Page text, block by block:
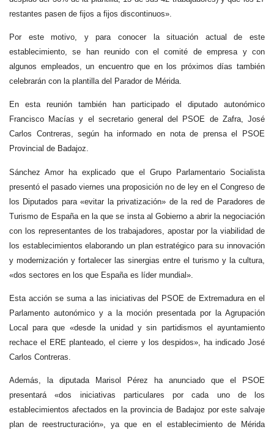
restantes pasen de fijos a fijos discontinuos».
Por este motivo, y para conocer la situación actual de este
establecimiento, se han reunido con el comité de empresa y con
algunos empleados, un encuentro que en los próximos días también
celebrarán con la plantilla del Parador de Mérida.
En esta reunión también han participado el diputado autonómico
Francisco Macías y el secretario general del PSOE de Zafra, José
Carlos Contreras, según ha informado en nota de prensa el PSOE
Provincial de Badajoz.
Sánchez Amor ha explicado que el Grupo Parlamentario Socialista
presentó el pasado viernes una proposición no de ley en el Congreso de
los Diputados para «evitar la privatización» de la red de Paradores de
Turismo de España en la que se insta al Gobierno a abrir la negociación
con los representantes de los trabajadores, apostar por la viabilidad de
los establecimientos elaborando un plan estratégico para su innovación
y modernización y fortalecer las sinergias entre el turismo y la cultura,
«dos sectores en los que España es líder mundial».
Esta acción se suma a las iniciativas del PSOE de Extremadura en el
Parlamento autonómico y a la moción presentada por la Agrupación
Local para que «desde la unidad y sin partidismos el ayuntamiento
rechace el ERE planteado, el cierre y los despidos», ha indicado José
Carlos Contreras.
Además, la diputada Marisol Pérez ha anunciado que el PSOE
presentará «dos iniciativas particulares por cada uno de los
establecimientos afectados en la provincia de Badajoz por este salvaje
plan de reestructuración», ya que en el establecimiento de Mérida